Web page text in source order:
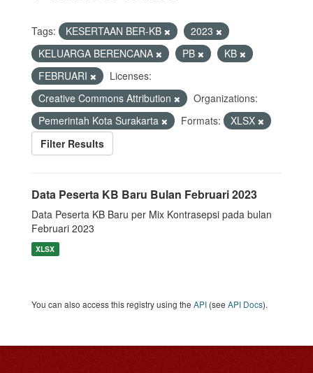
Tags: KESERTAAN BER-KB
2023
KELUARGA BERENCANA
PB
KB
FEBRUARI
Licenses:
Creative Commons Attribution
Organizations:
Pemerintah Kota Surakarta
Formats:
XLSX
Filter Results
Data Peserta KB Baru Bulan Februari 2023
Data Peserta KB Baru per Mix Kontrasepsi pada bulan
Februari 2023
XLSX
You can also access this registry using the API (see API Docs).